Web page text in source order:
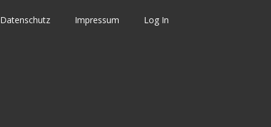
Datenschutz Impressum Log In